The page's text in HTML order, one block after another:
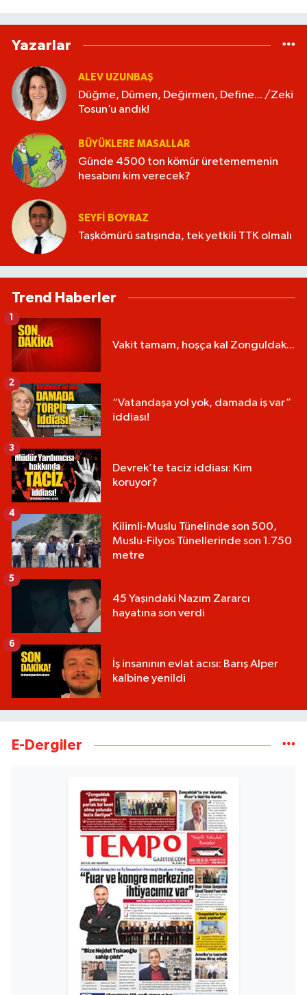
Yazarlar
ALEV UZUNBAŞ
Düğme, Dümen, Değirmen, Define... /Zeki
Tosun’u andık!
BÜYÜKLERE MASALLAR
Günde 4500 ton kömür üretememenin
hesabını kim verecek?
SEYFI BOYRAZ
Taşkömürü satışında, tek yetkili TTK olmalı
Trend Haberler
Vakit tamam, hoşça kal Zonguldak...
“Vatandaşa yol yok, damada iş var”
iddiası!
2
Devrek’te taciz iddiası: Kim
koruyor?
3
Kilimli-Muslu Tünelinde son 500,
Muslu-Filyos Tünellerinde son 1.750
metre
4
45 Yaşındaki Nazım Zararcı
hayatına son verdi
5
İş insanının evlat acısı: Barış Alper
kalbine yenildi
6
E-Dergiler